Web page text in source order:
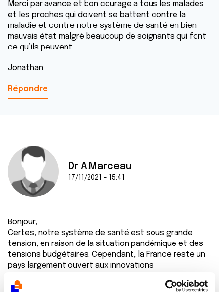
Merci par avance et bon courage a tous les malades
et les proches qui doivent se battent contre la
maladie et contre notre système de santé en bien
mauvais état malgré beaucoup de soignants qui font
ce qu’ils peuvent.
Jonathan
Répondre
Dr A.Marceau
17/11/2021 - 15:41
Bonjour,
Certes, notre système de santé est sous grande
tension, en raison de la situation pandémique et des
tensions budgétaires. Cependant, la France reste un
pays largement ouvert aux innovations
thérapeutique existante à l'étranger ne soit pas